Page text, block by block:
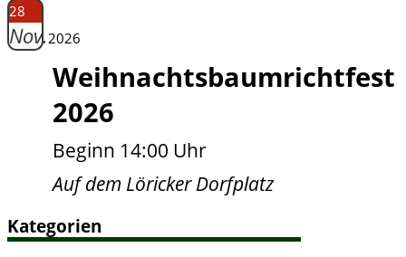
28
Nov.2026
Weihnachtsbaumrichtfest
2026
Beginn 14:00 Uhr
Auf dem Löricker Dorfplatz
Kategorien